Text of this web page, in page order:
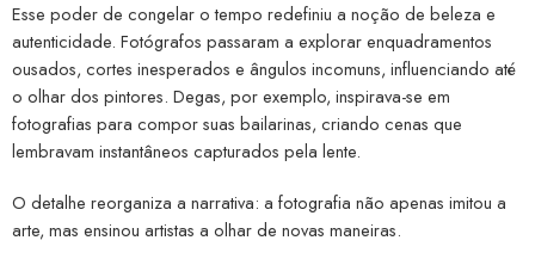
Esse poder de congelar o tempo redefiniu a noção de beleza e
autenticidade. Fotógrafos passaram a explorar enquadramentos
ousados, cortes inesperados e ângulos incomuns, influenciando até
o olhar dos pintores. Degas, por exemplo, inspirava-se em
fotografias para compor suas bailarinas, criando cenas que
lembravam instantâneos capturados pela lente.
O detalhe reorganiza a narrativa: a fotografia não apenas imitou a
arte, mas ensinou artistas a olhar de novas maneiras.